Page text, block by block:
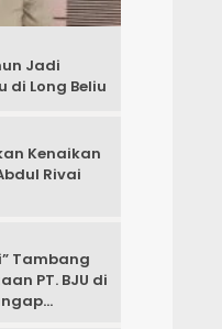
Jadi
di Long Beliu
Kenaikan
Rivai
Tambang
PT. BJU di